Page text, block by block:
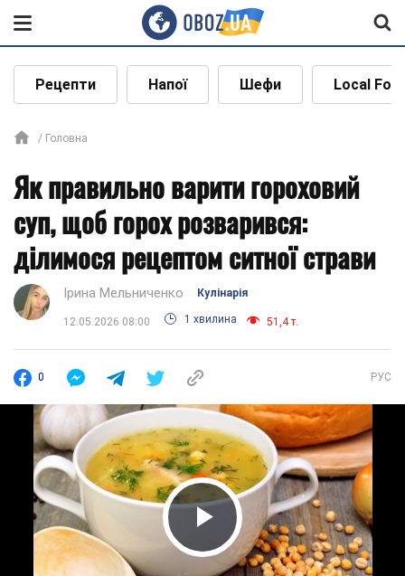
Рецепти Напої Шефи Local
Головна
Як правильно варити гороховий
суп, щоб горох розварився:
ділимося рецептом ситної страви
Ірина Мельниченко Кулінарія
12.05.2026 08:00 1 хвилина 51,4 т.
0 РУС
Play Video